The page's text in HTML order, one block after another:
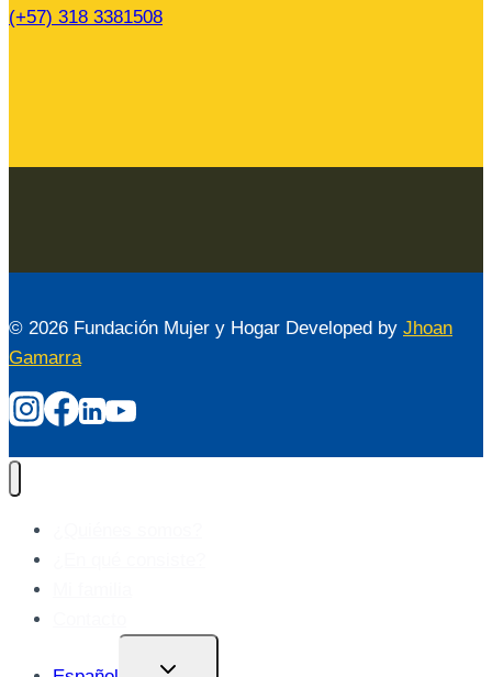
(+57) 318 3381508
© 2026 Fundación Mujer y Hogar Developed by Jhoan
Gamarra
Alternar